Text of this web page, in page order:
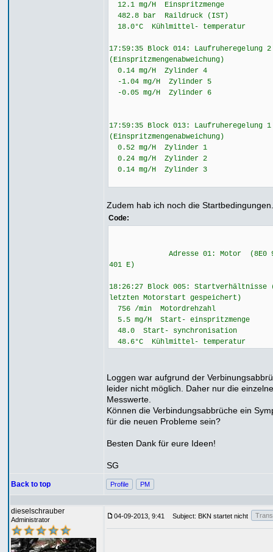
12.1 mg/H Einspritzmenge
482.8 bar Raildruck (IST)
18.0°C Kühlmittel- temperatur
17:59:35 Block 014: Laufruheregelung 2
(Einspritzmengenabweichung)
0.14 mg/H Zylinder 4
-1.04 mg/H Zylinder 5
-0.05 mg/H Zylinder 6
17:59:35 Block 013: Laufruheregelung 1
(Einspritzmengenabweichung)
0.52 mg/H Zylinder 1
0.24 mg/H Zylinder 2
0.14 mg/H Zylinder 3
Zudem hab ich noch die Startbedingungen.
Code:
Adresse 01: Motor (8E0
401 E)
18:26:27 Block 005: Startverhältnisse
letzten Motorstart gespeichert)
756 /min Motordrehzahl
5.5 mg/H Start- einspritzmenge
48.0 Start- synchronisation
48.6°C Kühlmittel- temperatur
Loggen war aufgrund der
leider nicht möglich. Daher nur die
Messwerte.
Können die Verbindungsabbrüche ein
für die neuen Probleme sein?
Besten Dank für eure Ideen!
SG
Back to top Profile PM
dieselschrauber
Administrator 04-09-2013, 9:41 Subject: BKN startet nicht